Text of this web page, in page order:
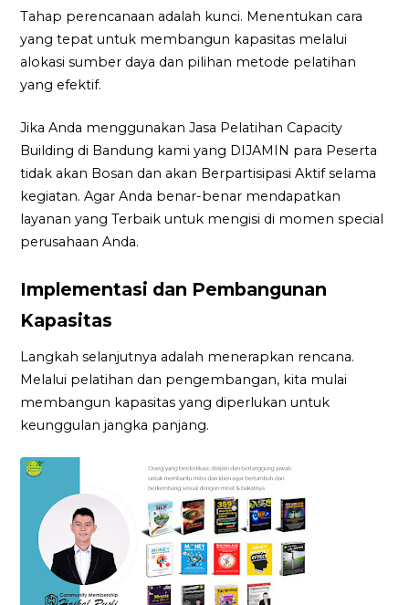
Tahap perencanaan adalah kunci. Menentukan cara
yang tepat untuk membangun kapasitas melalui
alokasi sumber daya dan pilihan metode pelatihan
yang efektif.
Jika Anda menggunakan Jasa Pelatihan Capacity
Building di Bandung kami yang DIJAMIN para Peserta
tidak akan Bosan dan akan Berpartisipasi Aktif selama
kegiatan. Agar Anda benar-benar mendapatkan
layanan yang Terbaik untuk mengisi di momen special
perusahaan Anda.
Implementasi dan Pembangunan
Kapasitas
Langkah selanjutnya adalah menerapkan rencana.
Melalui pelatihan dan pengembangan, kita mulai
membangun kapasitas yang diperlukan untuk
keunggulan jangka panjang.